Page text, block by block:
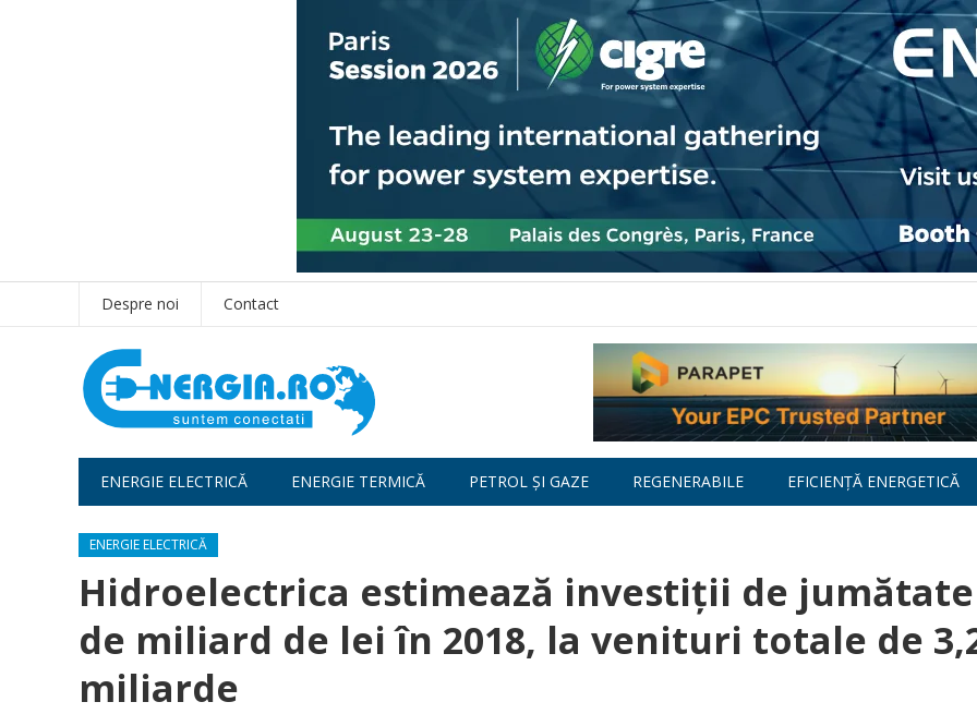
Despre noi Contact
ENERGIE ELECTRICĂ ENERGIE TERMICĂ PETROL ȘI GAZE REGENERABILE EFICIENȚĂ ENERGETICĂ
ENERGIE ELECTRICĂ
Hidroelectrica estimează investiţii de jumătate
de miliard de lei în 2018, la venituri totale de
miliarde